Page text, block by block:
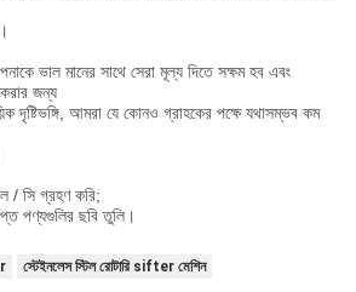
ভাল মানের সাথে সেরা মূল্য দিতে সক্ষম হব এবং
জন্য
দৃষ্টিভঙ্গি, আমরা যে কোনও গ্রাহকের পক্ষে যথাসম্ভব কম
/ সি গ্রহণ করি;
পণ্যগুলির ছবি তুলি।
স্টেইনলেস স্টিল রোটারি sifter মেশিন